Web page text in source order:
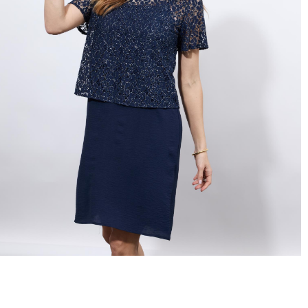
promotion) Livraison rapide en 2 jours * et offerte
Point Relais
dès 99€*